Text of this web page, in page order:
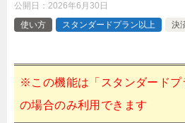
公開日： 2026年6月30日
使い方
スタンダードプラン以上 決
※この機能は「スタンダードプ
の場合のみ利用できます